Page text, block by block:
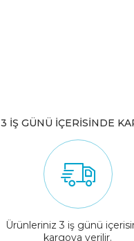
3 İŞ GÜNÜ İÇERİSİNDE
Ürünleriniz 3 iş günü
kargoya verilir.